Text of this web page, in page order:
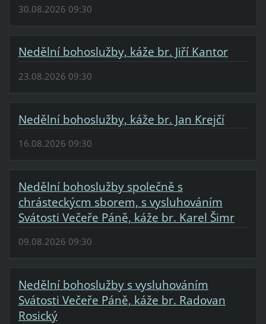
30.08.2026 09:30
Nedělní bohoslužby, káže br. Jiří Kantor
23.08.2026 09:30
Nedělní bohoslužby, káže br. Jan Krejčí
16.08.2026 09:30
Nedělní bohoslužby společně s
chrásteckýcm sborem, s vysluhováním
Svátosti Večeře Páně, káže br. Karel Šimr
09.08.2026 09:30
Nedělní bohoslužby s vysluhováním
Svátosti Večeře Páně, káže br. Radovan
Rosický